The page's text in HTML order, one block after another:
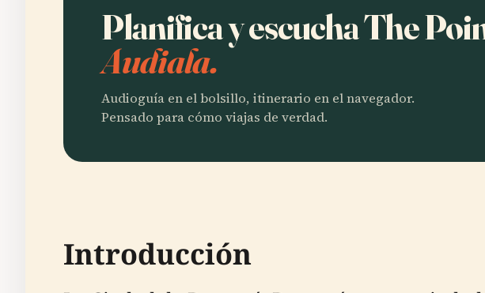
Planifica y escucha The
Audiala.
Audioguía en el bolsillo, itinerario en el navegador.
Pensado para cómo viajas de verdad.
Introducción